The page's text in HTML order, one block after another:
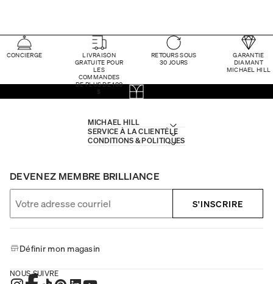
CONCIERGE
LIVRAISON
GRATUITE POUR
LES
COMMANDES
DE PLUS DE 100
$
RETOURS SOUS
30 JOURS
GARANTIE
DIAMANT
MICHAEL HILL
MICHAEL HILL
SERVICE À LA CLIENTÈLE
CONDITIONS & POLITIQUES
DEVENEZ MEMBRE BRILLIANCE
S'INSCRIRE
Définir mon magasin
NOUS SUIVRE